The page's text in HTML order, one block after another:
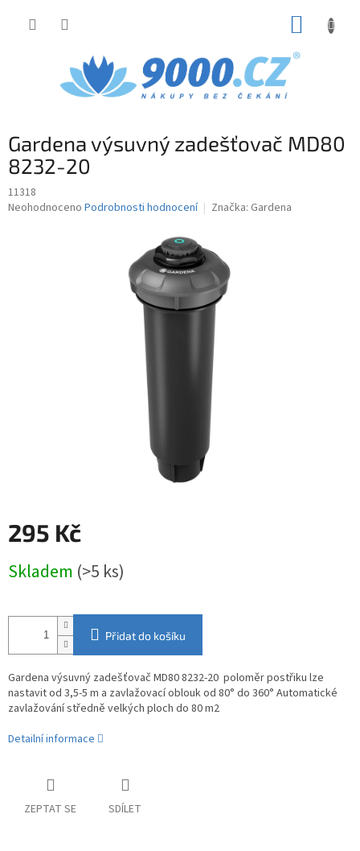
Gardena výsuvný zadešťovač MD80
8232-20
11318
Průměrné
Neohodnoceno Podrobnosti hodnocení Značka: Gardena
295 Kč
cena:
Skladem (>5 ks)
Přidat do košíku
Gardena výsuvný zadešťovač MD80 8232-20 poloměr postřiku lze
nastavit od 3,5-5 m a zavlažovací oblouk od 80° do 360° Automatické
zavlažování středně velkých ploch do 80 m2
Detailní informace
ZEPTAT SE SDÍLET